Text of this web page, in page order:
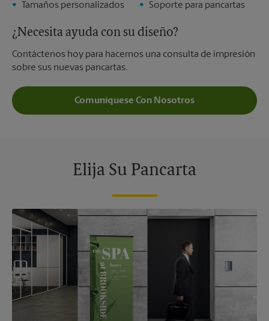
Tamaños personalizados Soporte para pancartas
¿Necesita ayuda con su diseño?
Contáctenos hoy para hacernos una consulta de impresión
sobre sus nuevas pancartas.
Comuníquese Con Nosotros
Elija Su Pancarta